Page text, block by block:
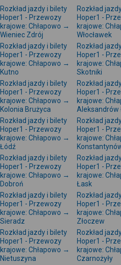
Rozkład jazdy i bilety
Hoper1 - Przewozy
krajowe: Chłapowo →
Wieniec Zdrój
Rozkład
Hoper1 -
krajowe:
Włocławek
Rozkład jazdy i bilety
Hoper1 - Przewozy
krajowe: Chłapowo →
Kutno
Rozkład
Hoper1 -
krajowe:
Skotniki
Rozkład jazdy i bilety
Hoper1 - Przewozy
krajowe: Chłapowo →
Kolonia Brużyca
Rozkład
Hoper1 -
krajowe:
Aleksandrów
Rozkład jazdy i bilety
Hoper1 - Przewozy
krajowe: Chłapowo →
Łódź
Rozkład
Hoper1 -
krajowe:
Rozkład jazdy i bilety
Hoper1 - Przewozy
krajowe: Chłapowo →
Dobroń
Rozkład
Hoper1 -
krajowe:
Łask
Rozkład jazdy i bilety
Hoper1 - Przewozy
krajowe: Chłapowo →
Sieradz
Rozkład
Hoper1 -
krajowe:
Złoczew
Rozkład jazdy i bilety
Hoper1 - Przewozy
krajowe: Chłapowo →
Nietuszyna
Rozkład
Hoper1 -
krajowe:
Czarnożyły